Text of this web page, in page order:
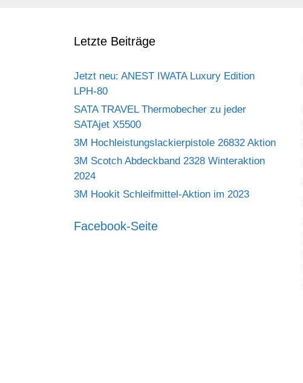
Letzte Beiträge
Jetzt neu: ANEST IWATA Luxury Edition
LPH-80
SATA TRAVEL Thermobecher zu jeder
SATAjet X5500
3M Hochleistungslackierpistole 26832 Aktion
3M Scotch Abdeckband 2328 Winteraktion
2024
3M Hookit Schleifmittel-Aktion im 2023
Facebook-Seite